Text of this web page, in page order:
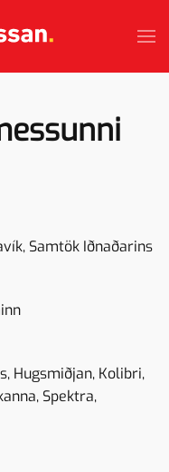
Samtök Iðnaðarins
Hugsmiðjan, Kolibri,
Spektra,